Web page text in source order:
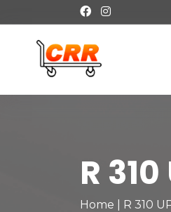
R 310
Home R 310